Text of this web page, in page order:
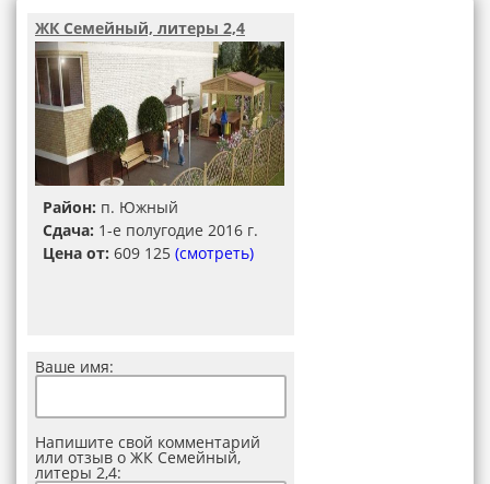
ЗАСТРОЙЩИКИ
ВСЕ КОТТЕДЖНЫЕ ПОСЕЛКИ
ЖК Семейный, литеры 2,4
Район: п. Южный
Сдача: 1-е полугодие 2016 г.
Цена от: 609 125 (смотреть)
Ваше имя:
Напишите свой комментарий
или отзыв о ЖК Семейный,
литеры 2,4: